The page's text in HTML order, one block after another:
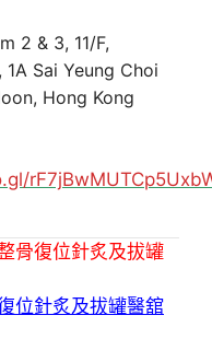
2 & 3, 11/F,
Sai Yeung Choi
Hong Kong
骨復位針炙及拔罐
位針炙及拔罐醫舘